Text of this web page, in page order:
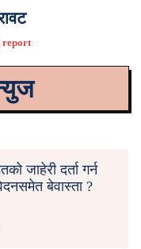
report
जाहेरी दर्ता गर्न
बेवास्ता ?